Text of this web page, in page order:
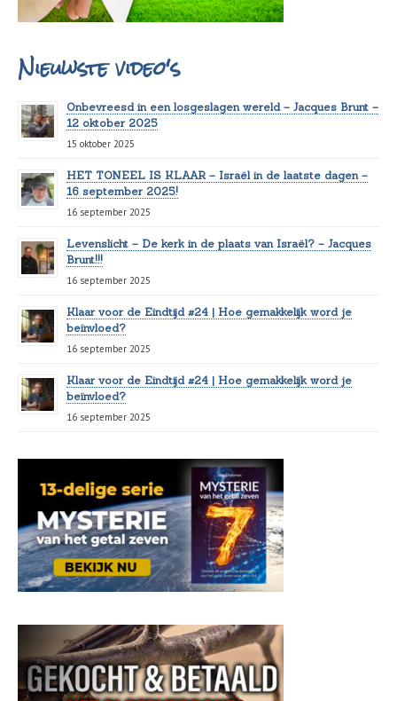
Nieuwste video's
Onbevreesd in een losgeslagen wereld – Jacques Brunt –
12 oktober 2025
15 oktober 2025
HET TONEEL IS KLAAR – Israël in de laatste dagen –
16 september 2025!
16 september 2025
Levenslicht – De kerk in de plaats van Israël? – Jacques
Brunt!!!
16 september 2025
Klaar voor de Eindtijd #24 | Hoe gemakkelijk word je
beïnvloed?
16 september 2025
Klaar voor de Eindtijd #24 | Hoe gemakkelijk word je
beïnvloed?
16 september 2025